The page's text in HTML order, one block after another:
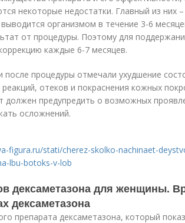
некоторые недостатки. Главный из них
организмом в течение 3-6
от процедуры. Поэтому для
каждые 6-7 месяцев.
после процедуры отмечали ухудшение
отеков и покраснения кожных
должен предупредить о возможных
осложнений.
figura.ru/stati/cherez-skolko-nachinaet-
lbu-botoks-v-lob
дексаметазона для женщины.
дексаметазона
препарата дексаметазона, который